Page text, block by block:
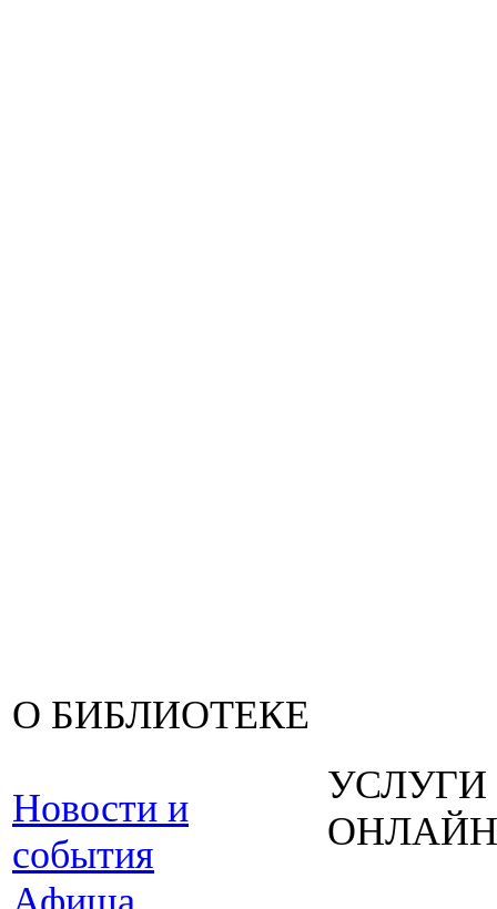
О БИБЛИОТЕКЕ
Новости и
события
УСЛУГИ
ОНЛАЙН